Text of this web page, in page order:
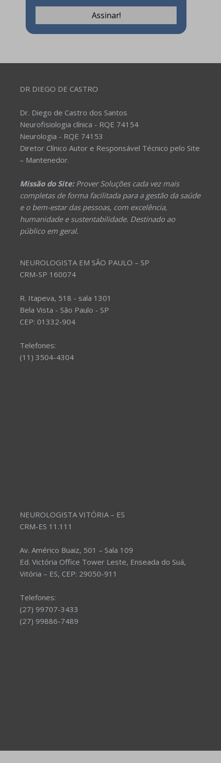
DR DIEGO DE CASTRO
Dr. Diego de Castro dos Santos
Neurofisiologia clínica - RQE 74154
Neurologia - RQE 74153
Diretor Clínico Autor e Responsável Técnico pelo Site
– Mantenedor.
Missão do Site:Prover Soluções cada vez mais
completas de forma facilitada para a gestão da saúde
e o bem-estar das pessoas, com excelência,
humanidade e sustentabilidade. Destinado ao
público em geral.
NEUROLOGISTA EM SÃO PAULO – SP
CRM-SP 160074
R. Itapeva, 518 - sala 1301
Bela Vista - São Paulo - SP
CEP: 01332-904
Telefones:
(11) 3504-4304
NEUROLOGISTA VITÓRIA – ES
CRM-ES 11.111
Av. Américo Buaiz, 501 – Sala 109
Ed. Victória Office Tower Leste, Enseada do Suá,
Vitória – ES, CEP: 29050-911
Telefones:
(27) 99707-3433
(27) 99886-7489